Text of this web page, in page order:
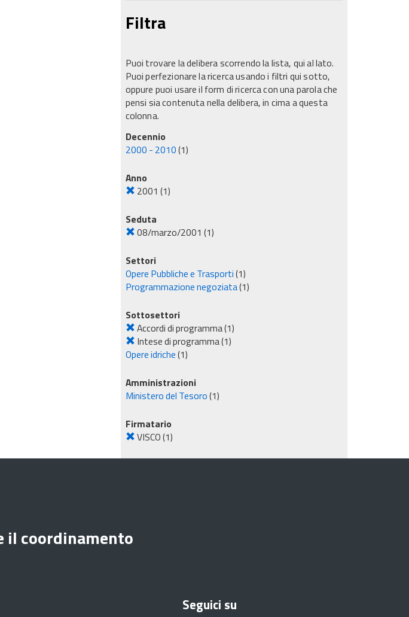
Filtra
Puoi trovare la delibera scorrendo la lista, qui al lato.
Puoi perfezionare la ricerca usando i filtri qui sotto,
oppure puoi usare il form di ricerca con una parola che
pensi sia contenuta nella delibera, in cima a questa
colonna.
Decennio
2000 - 2010(1)
Anno
2001 (1)
Seduta
08/marzo/2001 (1)
Settori
Opere Pubbliche e Trasporti(1)
Programmazione negoziata(1)
Sottosettori
Accordi di programma(1)
Intese di programma(1)
Opere idriche(1)
Amministrazioni
Ministero del Tesoro(1)
Firmatario
VISCO(1)
il coordinamento
Seguici su